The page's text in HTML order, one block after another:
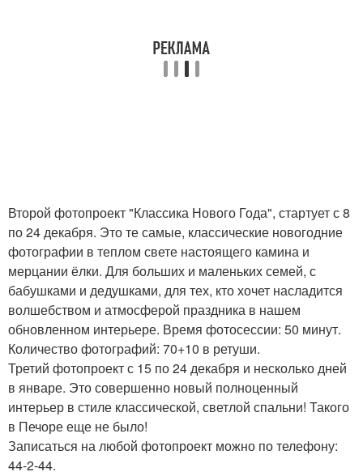
Второй фотопроект "Классика Нового Года", стартует с 8
по 24 декабря. Это те самые, классические новогодние
фотографии в теплом свете настоящего камина и
мерцании ёлки. Для больших и маленьких семей, с
бабушками и дедушками, для тех, кто хочет насладится
волшебством и атмосферой праздника в нашем
обновленном интерьере. Время фотосессии: 50 минут.
Количество фотографий: 70+10 в ретуши.
Третий фотопроект с 15 по 24 декабря и несколько дней
в январе. Это совершенно новый полноценный
интерьер в стиле классической, светлой спальни! Такого
в Печоре еще не было!
Записаться на любой фотопроект можно по телефону:
44-2-44.